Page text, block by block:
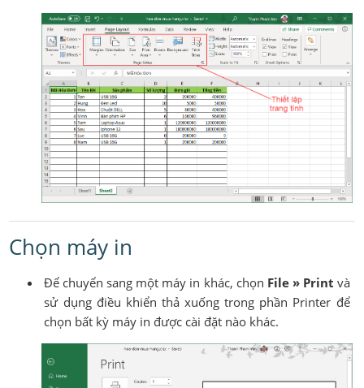
Chọn máy in
Để chuyển sang một máy in khác, chọn File » Print và
sử dụng điều khiển thả xuống trong phần Printer để
chọn bất kỳ máy in được cài đặt nào khác.